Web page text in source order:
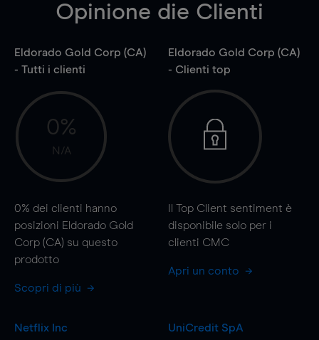
Opinione die Clienti
Eldorado Gold Corp (CA)
- Tutti i clienti
0%
N/A
0% dei clienti hanno
posizioni Eldorado Gold
Corp (CA) su questo
prodotto
Scopri di più
Eldorado Gold Corp (CA)
- Clienti top
Il Top Client sentiment è
disponibile solo per i
clienti CMC
Apri un conto
Netflix Inc
UniCredit SpA